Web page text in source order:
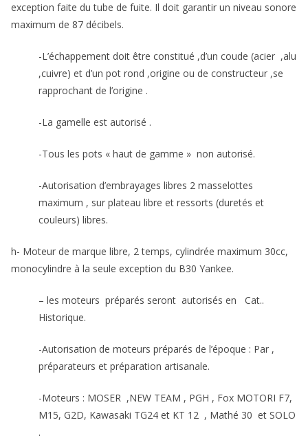
exception faite du tube de fuite. Il doit garantir un niveau sonore
maximum de 87 décibels.
-L’échappement doit être constitué ,d’un coude (acier ,alu
,cuivre) et d’un pot rond ,origine ou de constructeur ,se
rapprochant de l’origine .
-La gamelle est autorisé .
-Tous les pots « haut de gamme » non autorisé.
-Autorisation d’embrayages libres 2 masselottes
maximum , sur plateau libre et ressorts (duretés et
couleurs) libres.
h- Moteur de marque libre, 2 temps, cylindrée maximum 30cc,
monocylindre à la seule exception du B30 Yankee.
– les moteurs préparés seront autorisés en Cat..
Historique.
-Autorisation de moteurs préparés de l’époque : Par ,
préparateurs et préparation artisanale.
-Moteurs : MOSER ,NEW TEAM , PGH , Fox MOTORI F7,
M15, G2D, Kawasaki TG24 et KT 12 , Mathé 30 et SOLO
.